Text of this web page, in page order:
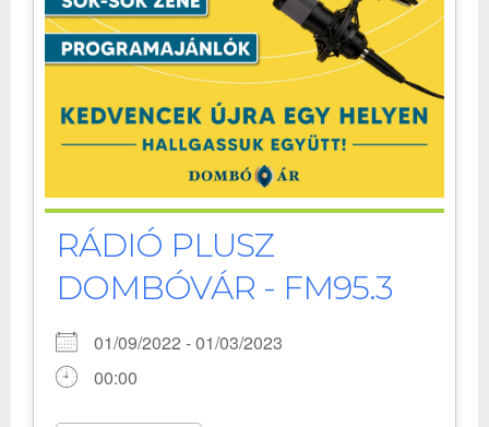
RÁDIÓ PLUSZ
DOMBÓVÁR - FM95.3
01/09/2022 - 01/03/2023
00:00